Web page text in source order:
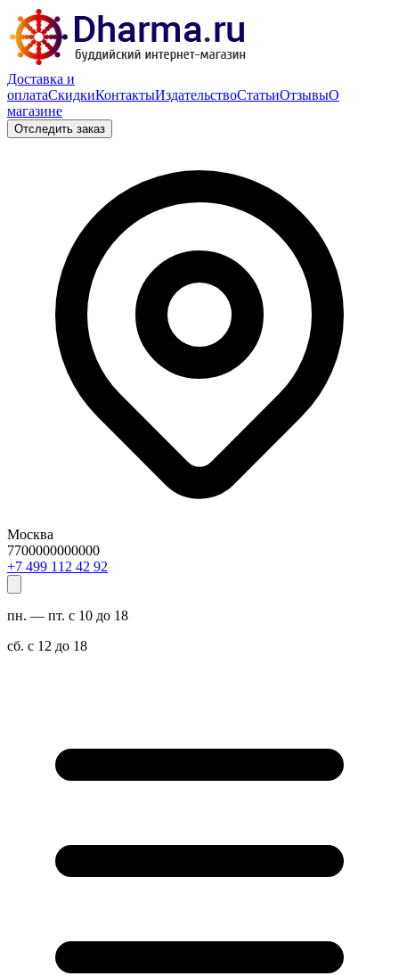
Доставка и
оплатаСкидкиКонтактыИздательствоСтатьиОтзывыО
магазине
Отследить заказ
Москва
7700000000000
29 24 211 994 7+
пн. — пт. с 10 до 18
сб. с 12 до 18